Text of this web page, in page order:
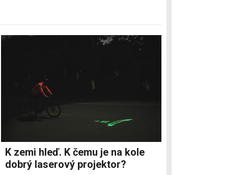
K zemi hleď. K čemu je na kole
dobrý laserový projektor?